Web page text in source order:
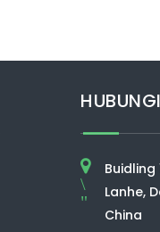
\
"
Buidling
Lanhe,
China